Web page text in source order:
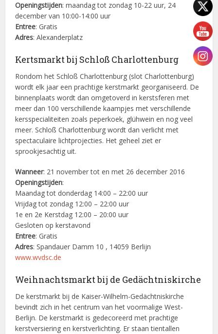
Openingstijden: maandag tot zondag 10-22 uur, 24
december van 10:00-14:00 uur
Entree: Gratis
Adres: Alexanderplatz
Kertsmarkt bij Schloß Charlottenburg
Rondom het Schloß Charlottenburg (slot Charlottenburg)
wordt elk jaar een prachtige kerstmarkt georganiseerd. De
binnenplaats wordt dan omgetoverd in kerstsferen met
meer dan 100 verschillende kaampjes met verschillende
kersspecialiteiten zoals peperkoek, glühwein en nog veel
meer. Schloß Charlottenburg wordt dan verlicht met
spectaculaire lichtprojecties. Het geheel ziet er
sprookjesachtig uit.
Wanneer: 21 november tot en met 26 december 2016
Openingstijden:
Maandag tot donderdag 14:00 – 22:00 uur
Vrijdag tot zondag 12:00 – 22:00 uur
1e en 2e Kerstdag 12:00 – 20:00 uur
Gesloten op kerstavond
Entree: Gratis
Adres: Spandauer Damm 10 , 14059 Berlijn
www.wvdsc.de
Weihnachtsmarkt bij de Gedächtniskirche
De kerstmarkt bij de Kaiser-Wilhelm-Gedächtniskirche
bevindt zich in het centrum van het voormalige West-
Berlijn. De kerstmarkt is gedecoreerd met prachtige
kerstversiering en kerstverlichting. Er staan tientallen